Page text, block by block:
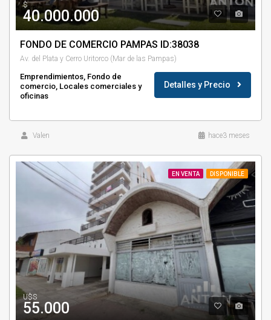
$
40.000.000
FONDO DE COMERCIO PAMPAS ID:38038
Av. del Plata y Cerro Uritorco (Mar de las Pampas)
Emprendimientos, Fondo de
comercio, Locales comerciales y
oficinas
Detalles y Precio
Valen hace3 meses
EN VENTA DISPONIBLE
U$S
55.000